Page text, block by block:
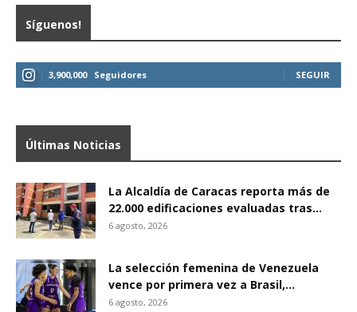
Síguenos!
3,900,000 Seguidores SEGUIR
Últimas Noticias
La Alcaldía de Caracas reporta más de
22.000 edificaciones evaluadas tras...
6 agosto, 2026
La selección femenina de Venezuela
vence por primera vez a Brasil,...
6 agosto, 2026